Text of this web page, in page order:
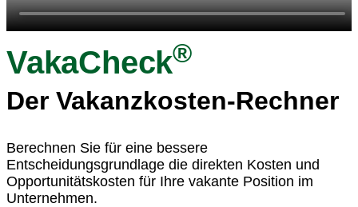
VakaCheck®
Der Vakanzkosten-Rechner
Berechnen Sie für eine bessere
Entscheidungsgrundlage die direkten Kosten und
Opportunitätskosten für Ihre vakante Position im
Unternehmen.